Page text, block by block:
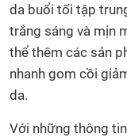
da buổi tối tập
trắng sáng và mịn
thể thêm các sản
nhanh gom cồi
da.
Với những thông